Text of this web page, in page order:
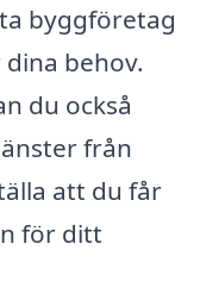
byggföretag
behov.
du också
från
att du får
för ditt